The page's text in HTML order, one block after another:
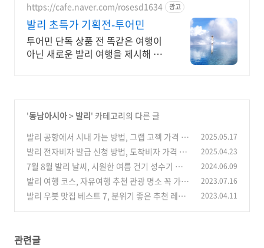
https://cafe.naver.com/rosesd1634 광고
발리 초특가 기획전-투어민
투어민 단독 상품 전 똑같은 여행이
아닌 새로운 발리 여행을 제시해 드
'동남아시아> 발리' 카테고리의 다른 글
발리 공항에서 시내 가는 방법, 그랩 고젝 가격 택
시 요금 셔틀버스 대중교통 (0)
2025.05.17
발리 전자비자 발급 신청 방법, 도착비자 가격 연
장 유효기간 주의 사항
(0)
2025.04.23
7월 8월 발리 날씨, 시원한 여름 건기 성수기 여행
최적기 옷차림
(0)
2024.06.09
발리 여행 코스, 자유여행 추천 관광 명소 꼭 가봐
야 하는 곳 베스트 7 (0)
2023.07.16
발리 우붓 맛집 베스트 7, 분위기 좋은 추천 레스
2023.04.11
관련글